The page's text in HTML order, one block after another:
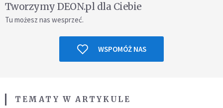
Tworzymy DEON.pl dla Ciebie
Tu możesz nas wesprzeć.
WSPOMÓŻ NAS
TEMATY W ARTYKULE